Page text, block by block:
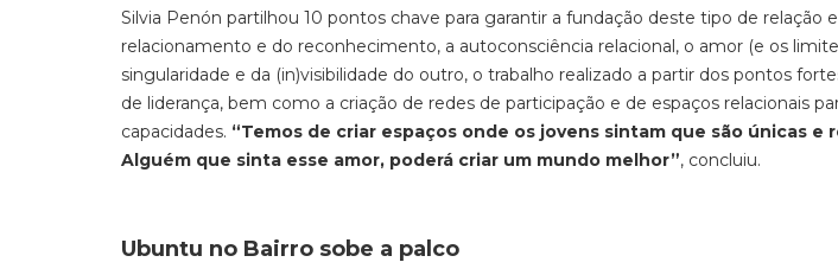
Silvia Penón partilhou 10 pontos chave para garantir a fundação deste tipo de relação
relacionamento e do reconhecimento, a autoconsciência relacional, o amor (e os
singularidade e da (in)visibilidade do outro, o trabalho realizado a partir dos pontos
de liderança, bem como a criação de redes de participação e de espaços relacionais
capacidades. “Temos de criar espaços onde os jovens sintam que são únicas e
Alguém que sinta esse amor, poderá criar um mundo melhor”, concluiu.
Ubuntu no Bairro sobe a palco